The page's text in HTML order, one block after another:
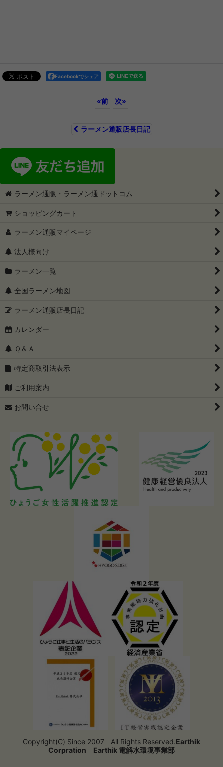
Facebookでシェア
«前 次»
ラーメン通販店長日記
ラーメン通販・ラーメン通ドットコム
ショッピングカート
ラーメン通販マイページ
法人様向け
ラーメン一覧
全国ラーメン地図
ラーメン通販店長日記
カレンダー
Ｑ＆Ａ
特定商取引法表示
ご利用案内
お問い合せ
Copyright(C) Since 2007 All Rights Reserved.Earthik
Corpration
Earthik 電解水環境事業部